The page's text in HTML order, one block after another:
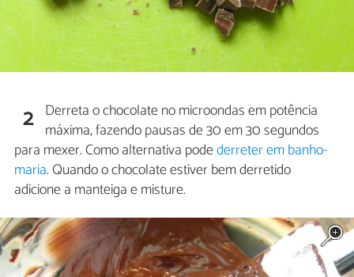
2 Derreta o chocolate no microondas em potência
máxima, fazendo pausas de 30 em 30 segundos
para mexer. Como alternativa podederreter em banho-
maria. Quando o chocolate estiver bem derretido
adicione a manteiga e misture.